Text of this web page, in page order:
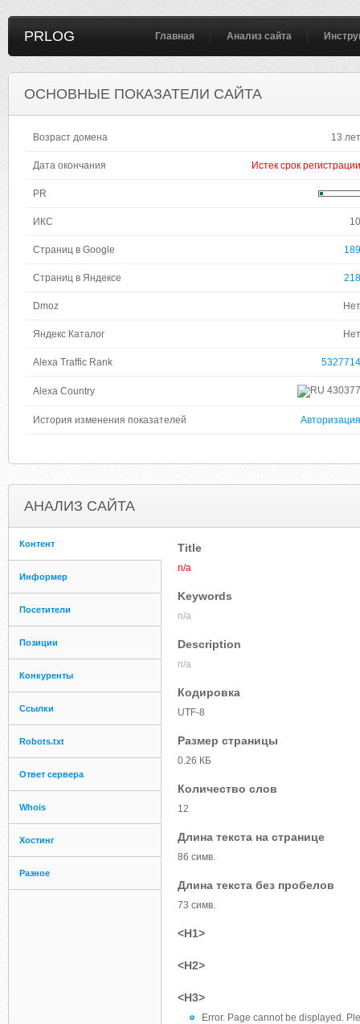
PRLOG Главная Анализ сайта
ОСНОВНЫЕ ПОКАЗАТЕЛИ САЙТА
Возраст домена 13 лет
Дата окончания Истек срок регистрации
PR
ИКС 10
Страниц в Google 189
Страниц в Яндексе 218
Dmoz Нет
Яндекс Каталог Нет
Alexa Traffic Rank 5327714
Alexa Country 430377
История изменения показателей Авторизация
АНАЛИЗ САЙТА
Контент
Информер
Посетители
Позиции
Конкуренты
Ссылки
Robots.txt
Ответ сервера
Whois
Хостинг
Разное
Title
n/a
Keywords
n/a
Description
n/a
Кодировка
UTF-8
Размер страницы
0.26 КБ
Количество слов
12
Длина текста на странице
86 симв.
Длина текста без пробелов
73 симв.
<H1>
<H2>
<H3>
Error. Page cannot be displayed.